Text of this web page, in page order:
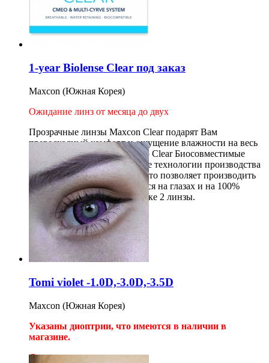
1-year Biolense Clear под заказ
Maxcon (Южная Корея)
Ожидание линз от месяца до двух
Прозрачные линзы Maxcon Clear подарят Вам
превосходный комфорт и ощущение влажности на весь
день. Линзы Maxcon Biolenso Clear Биосовместимые
и включают самые передовые технологии производства
CMEO и Multi-curve System что позволяет производить
линзы, которые не ощущаются на глазах и на 100%
безопасны для них. В упаковке 2 линзы.
2шт на 12 месяцев 1 200руб
Купить
Tomi violet -1.0D,-3.0D,-3.5D
Maxcon (Южная Корея)
Указаны диоптрии, что имеются в наличии в
магазине.
Сняли с производства